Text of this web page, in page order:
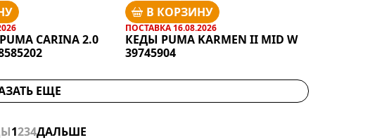
CARINA 2.0
В КОРЗИНУ
ПОСТАВКА 16.08.2026
КЕДЫ PUMA KARMEN II MID W
39745904
ЕЩЕ
1234ДАЛЬШЕ